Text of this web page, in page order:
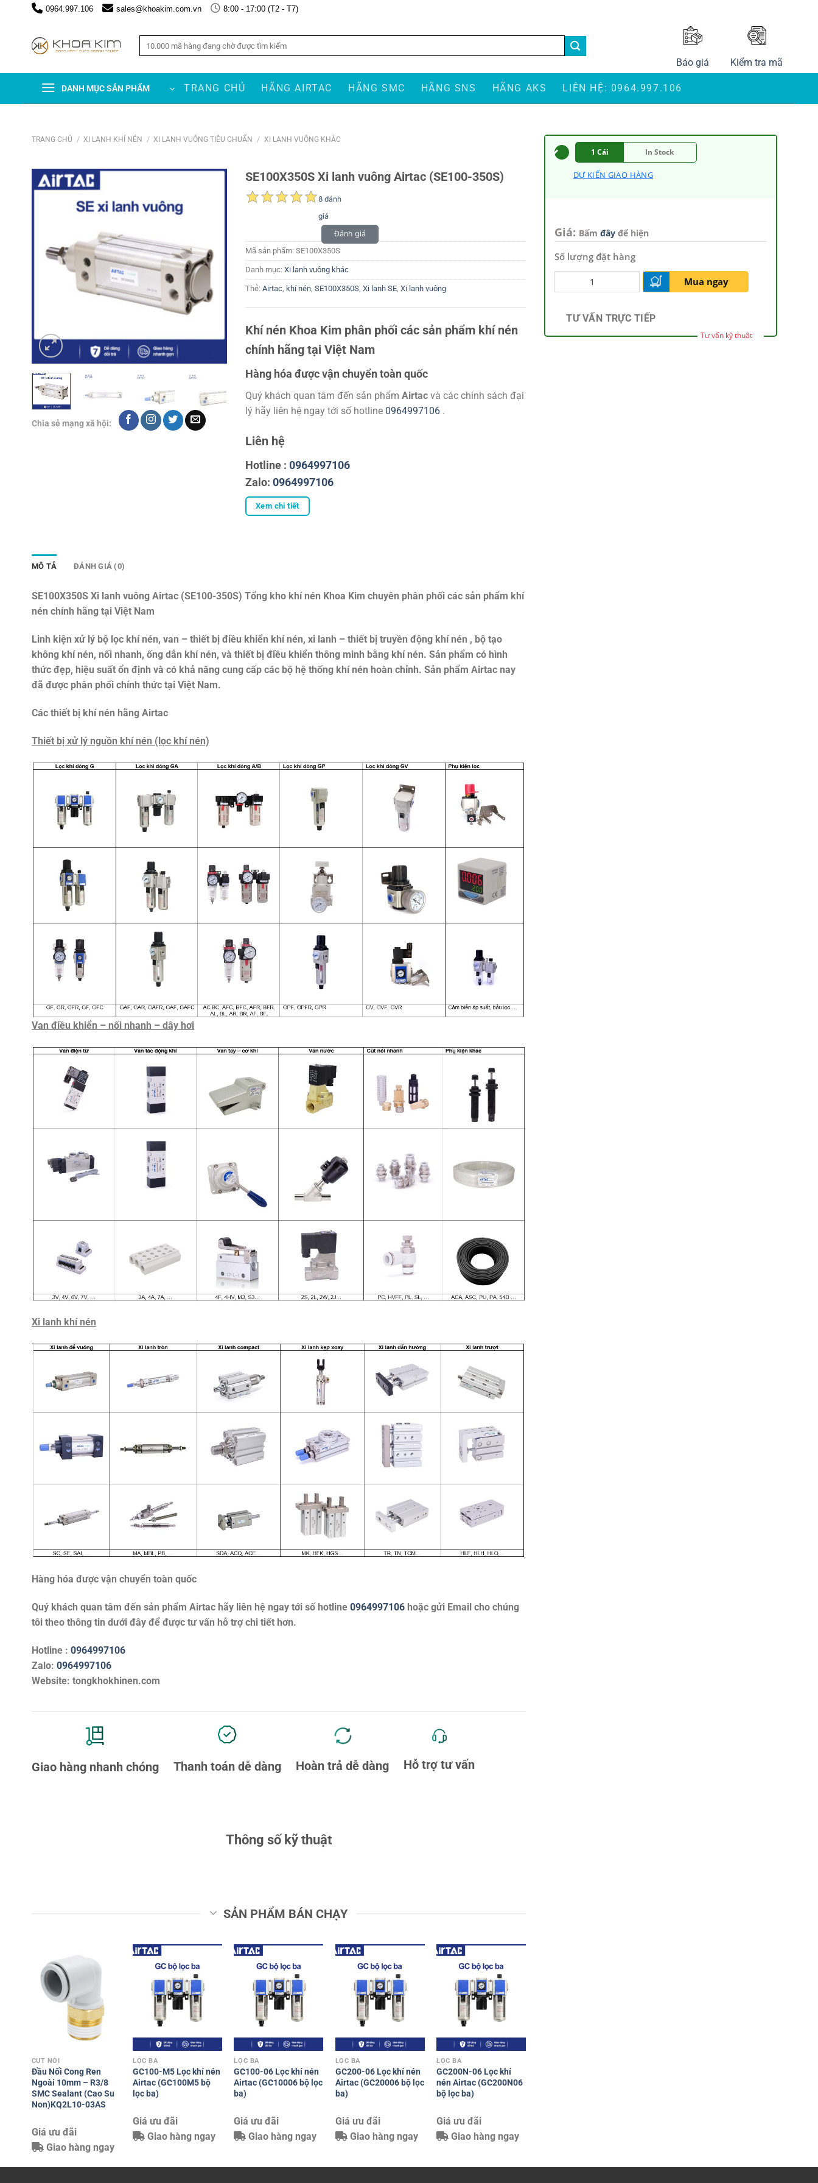
0964.997.106 sales@khoakim.com.vn 8:00 - 17:00 (T2 - T7)
Báo giá Kiểm tra mã
DANH MỤC SẢN PHẨM TRANG CHỦ HÃNG AIRTAC HÃNG SMC HÃNG SNS HÃNG AKS LIÊN HỆ: 0964.997.106
TRANG CHỦ / XI LANH KHÍ NÉN / XI LANH VUÔNG TIÊU CHUẨN / XI LANH VUÔNG KHÁC
Chia sẻ mạng xã hội:
SE100X350S Xi lanh vuông Airtac (SE100-350S)
8 đánh
giá
Đánh giá
Mã sản phẩm: SE100X350S
Danh mục: Xi lanh vuông khác
Thẻ: Airtac, khí nén, SE100X350S, Xi lanh SE, Xi lanh vuông
Khí nén Khoa Kim phân phối các sản phẩm khí nén
chính hãng tại Việt Nam
Hàng hóa được vận chuyển toàn quốc
Quý khách quan tâm đến sản phẩm Airtacvà các chính sách đại
lý hãy liên hệ ngay tới số hotline 0964997106 .
Liên hệ
Hotline : 0964997106
Zalo: 0964997106
Xem chi tiết
MÔ TẢ ĐÁNH GIÁ (0)
SE100X350S Xi lanh vuông Airtac (SE100-350S) Tổng kho khí nén Khoa Kim chuyên phân phối các sản phẩm khí
nén chính hãng tại Việt Nam
Linh kiện xử lý bộ lọc khí nén, van – thiết bị điều khiển khí nén, xi lanh – thiết bị truyền động khí nén , bộ tạo
không khí nén, nối nhanh, ống dẫn khí nén, và thiết bị điều khiển thông minh bằng khí nén. Sản phẩm có hình
thức đẹp, hiệu suất ổn định và có khả năng cung cấp các bộ hệ thống khí nén hoàn chỉnh. Sản phẩm Airtac nay
đã được phân phối chính thức tại Việt Nam.
Các thiết bị khí nén hãng Airtac
Thiết bị xử lý nguồn khí nén (lọc khí nén)
Van điều khiển – nối nhanh – dây hơi
Xi lanh khí nén
Hàng hóa được vận chuyển toàn quốc
Quý khách quan tâm đến sản phẩm Airtac hãy liên hệ ngay tới số hotline 0964997106 hoặc gửi Email cho chúng
tôi theo thông tin dưới đây để được tư vấn hỗ trợ chi tiết hơn.
Hotline : 0964997106
Zalo: 0964997106
Website: tongkhokhinen.com
Giao hàng nhanh chóng Thanh toán dễ dàng Hoàn trả dễ dàng Hỗ trợ tư vấn
Thông số kỹ thuật
SẢN PHẨM BÁN CHẠY
CÚT NỐI
Đầu Nối Cong Ren
Ngoài 10mm – R3/8
SMC Sealant (Cao Su
Non)KQ2L10-03AS
Giá ưu đãi
Giao hàng ngay
LỌC BA
GC100-M5 Lọc khí nén
Airtac (GC100M5 bộ
lọc ba)
Giá ưu đãi
Giao hàng ngay
LỌC BA
GC100-06 Lọc khí nén
Airtac (GC10006 bộ lọc
ba)
Giá ưu đãi
Giao hàng ngay
LỌC BA
GC200-06 Lọc khí nén
Airtac (GC20006 bộ lọc
ba)
Giá ưu đãi
Giao hàng ngay
LỌC BA
GC200N-06 Lọc khí
nén Airtac (GC200N06
bộ lọc ba)
Giá ưu đãi
Giao hàng ngay
1 Cái In Stock
DỰ KIẾN GIAO HÀNG
Giá: Bấm đâyđể hiện
Số lượng đặt hàng
Mua ngay
TƯ VẤN TRỰC TIẾP
Tư vấn kỹ thuật